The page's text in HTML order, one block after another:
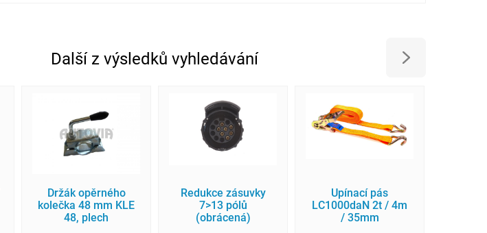
Další z výsledků vyhledávání
Držák opěrného
kolečka 48 mm KLE
48, plech
Redukce zásuvky
7>13 pólů
(obrácená)
Upínací pás
LC1000daN 2t / 4m
/ 35mm